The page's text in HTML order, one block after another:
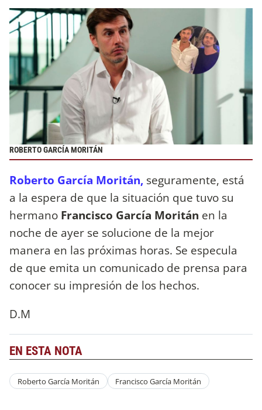
ROBERTO GARCÍA MORITÁN
Roberto García Moritán, seguramente, está
a la espera de que la situación que tuvo su
hermano Francisco García Moritán en la
noche de ayer se solucione de la mejor
manera en las próximas horas. Se especula
de que emita un comunicado de prensa para
conocer su impresión de los hechos.
D.M
EN ESTA NOTA
Roberto García Moritán Francisco García Moritán